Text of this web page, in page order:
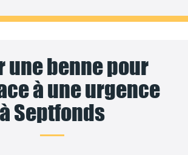
une benne pour
à une urgence
à Septfonds